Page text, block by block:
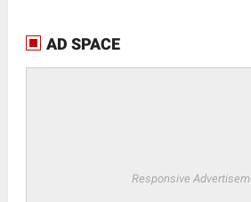
AD SPACE
Responsive